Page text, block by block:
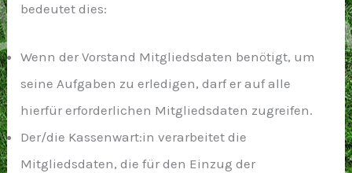
bedeutet dies:
Wenn derVorstand Mitgliedsdaten benötigt, um
seine Aufgaben zu erledigen, darf er auf alle
hierfür erforderlichen Mitgliedsdaten zugreifen.
Der/die Kassenwart:in verarbeitet die
Mitgliedsdaten, die für den Einzug der